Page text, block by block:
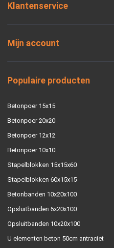
Klantenservice
Mijn account
Populaire producten
Betonpoer 15x15
Betonpoer 20x20
Betonpoer 12x12
Betonpoer 10x10
Stapelblokken 15x15x60
Stapelblokken 60x15x15
Betonbanden 10x20x100
Opsluitbanden 6x20x100
Opsluitbanden 10x20x100
U elementen beton 50cm antraciet